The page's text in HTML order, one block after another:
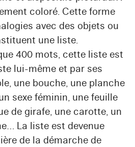
coloré. Cette forme
avec des objets ou
une liste.
400 mots, cette liste est
lui-même et par ses
une bouche, une planche
sexe féminin, une feuille
de girafe, une carotte, un
La liste est devenue
de la démarche de